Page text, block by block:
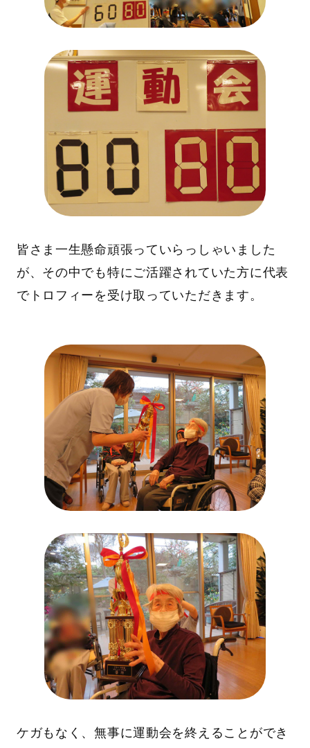
皆さま一生懸命頑張っていらっしゃいました
が、その中でも特にご活躍されていた方に代表
でトロフィーを受け取っていただきます。
ケガもなく、無事に運動会を終えることができ